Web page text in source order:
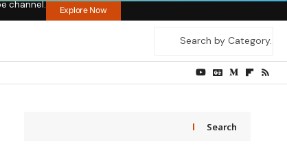
channel. Explore Now
Search